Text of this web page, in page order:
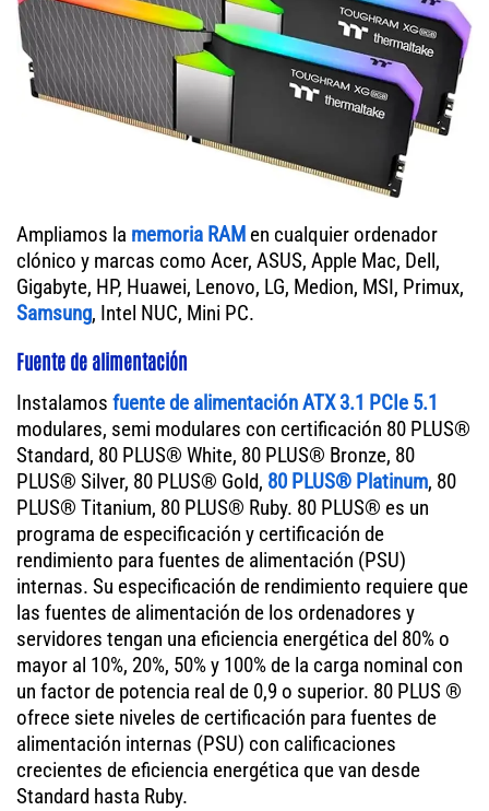
Ampliamos la memoria RAM en cualquier ordenador
clónico y marcas como Acer, ASUS, Apple Mac, Dell,
Gigabyte, HP, Huawei, Lenovo, LG, Medion, MSI, Primux,
Samsung, Intel NUC, Mini PC.
Fuente de alimentación
Instalamos fuente de alimentación ATX 3.1 PCIe 5.1
modulares, semi modulares con certificación 80 PLUS®
Standard, 80 PLUS® White, 80 PLUS® Bronze, 80
PLUS® Silver, 80 PLUS® Gold, 80 PLUS® Platinum, 80
PLUS® Titanium, 80 PLUS® Ruby. 80 PLUS® es un
programa de especificación y certificación de
rendimiento para fuentes de alimentación (PSU)
internas. Su especificación de rendimiento requiere que
las fuentes de alimentación de los ordenadores y
servidores tengan una eficiencia energética del 80% o
mayor al 10%, 20%, 50% y 100% de la carga nominal con
un factor de potencia real de 0,9 o superior. 80 PLUS ®
ofrece siete niveles de certificación para fuentes de
alimentación internas (PSU) con calificaciones
crecientes de eficiencia energética que van desde
Standard hasta Ruby.